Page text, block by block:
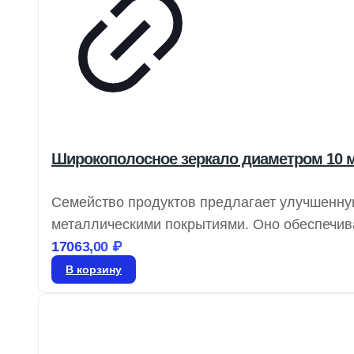
Широкополосное зеркало диаметром 10
Семейство продуктов предлагает
металлическими покрытиями. Оно
диапазоне УФ, видимого и ближнего
состояниями поляризации при угле
17063,00 ₽
В корзину